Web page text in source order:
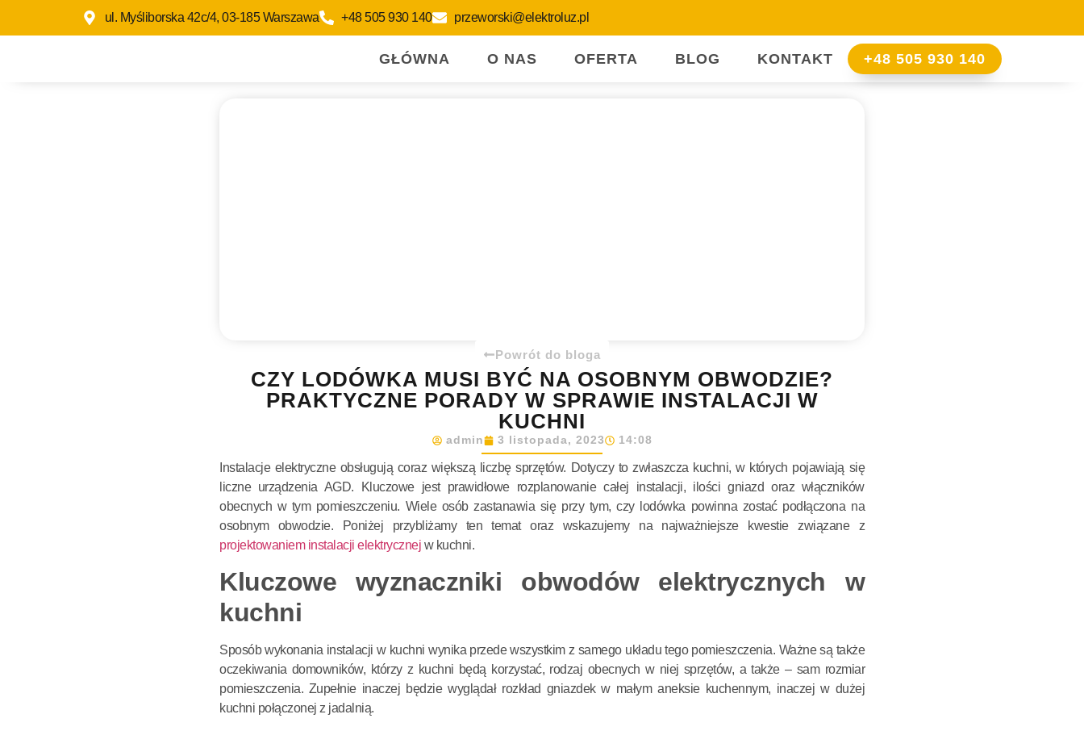
ul. Myśliborska 42c/4, 03-185 Warszawa +48 505 930 140 przeworski@elektroluz.pl
GŁÓWNA O NAS OFERTA BLOG KONTAKT +48 505 930 140
Powrót do bloga
CZY LODÓWKA MUSI BYĆ NA OSOBNYM OBWODZIE?
PRAKTYCZNE PORADY W SPRAWIE INSTALACJI W
KUCHNI
admin 3 listopada, 2023 14:08
Instalacje elektryczne obsługują coraz większą liczbę sprzętów. Dotyczy to zwłaszcza kuchni, w których pojawiają się
liczne urządzenia AGD. Kluczowe jest prawidłowe rozplanowanie całej instalacji, ilości gniazd oraz włączników
obecnych w tym pomieszczeniu. Wiele osób zastanawia się przy tym, czy lodówka powinna zostać podłączona na
osobnym obwodzie. Poniżej przybliżamy ten temat oraz wskazujemy na najważniejsze kwestie związane z
projektowaniem instalacji elektrycznej w kuchni.
Kluczowe wyznaczniki obwodów elektrycznych w
kuchni
Sposób wykonania instalacji w kuchni wynika przede wszystkim z samego układu tego pomieszczenia. Ważne są także
oczekiwania domowników, którzy z kuchni będą korzystać, rodzaj obecnych w niej sprzętów, a także – sam rozmiar
pomieszczenia. Zupełnie inaczej będzie wyglądał rozkład gniazdek w małym aneksie kuchennym, inaczej w dużej
kuchni połączonej z jadalnią.